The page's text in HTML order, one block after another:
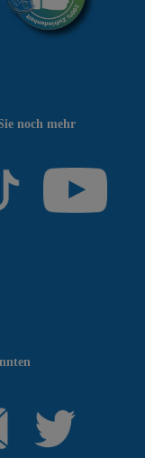
noch mehr